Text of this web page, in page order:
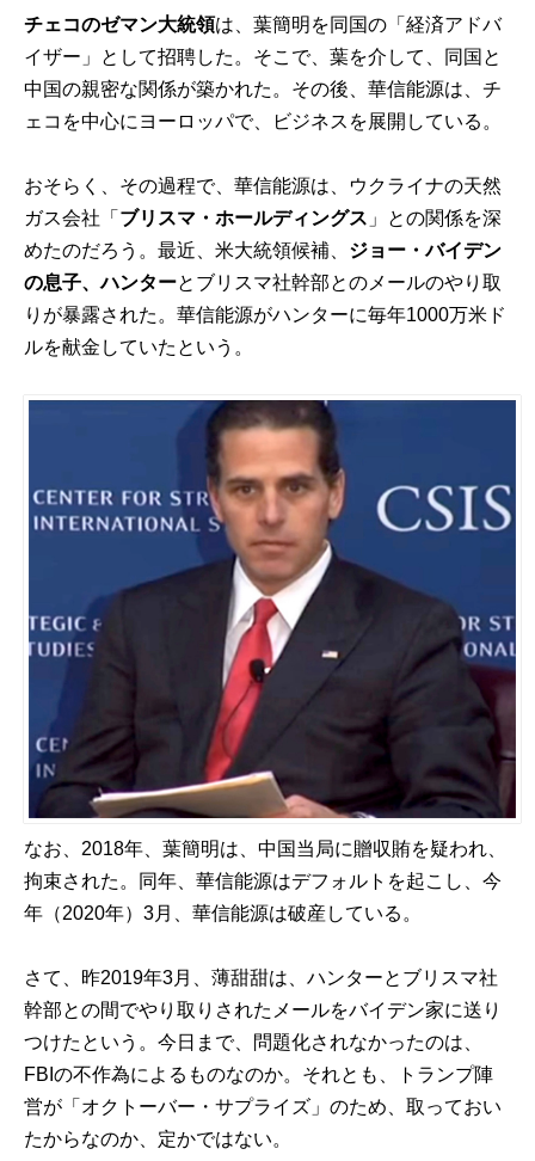
チェコのゼマン大統領は、葉簡明を同国の「経済アドバ
イザー」として招聘した。そこで、葉を介して、同国と
中国の親密な関係が築かれた。その後、華信能源は、チ
ェコを中心にヨーロッパで、ビジネスを展開している。
おそらく、その過程で、華信能源は、ウクライナの天然
ガス会社「 ブリスマ・ホールディングス 」との関係を深
めたのだろう。最近、米大統領候補、 ジョー・バイデン
の息子、ハンターとブリスマ社幹部とのメールのやり取
りが暴露された。華信能源がハンターに毎年1000万米ド
ルを献金していたという。
なお、2018年、葉簡明は、中国当局に贈収賄を疑われ、
拘束された。同年、華信能源はデフォルトを起こし、今
年（2020年）3月、華信能源は破産している。
さて、昨2019年3月、薄甜甜は、ハンターとブリスマ社
幹部との間でやり取りされたメールをバイデン家に送り
つけたという。今日まで、問題化されなかったのは、
FBIの不作為によるものなのか。それとも、トランプ陣
営が「オクトーバー・サプライズ」のため、取っておい
たからなのか、定かではない。